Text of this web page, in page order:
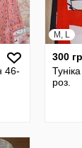
46-
M, L
300
роз.